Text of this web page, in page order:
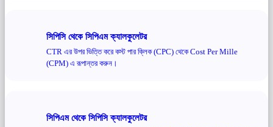
সিপিসি থেকে সিপিএম ক্যালকুলেটর
CTR এর উপর ভিত্তি করে কস্ট পার ক্লিক (CPC) থেকে Cost Per Mille
(CPM) এ রূপান্তর করুন।
সিপিএম থেকে সিপিসি ক্যালকুলেটর